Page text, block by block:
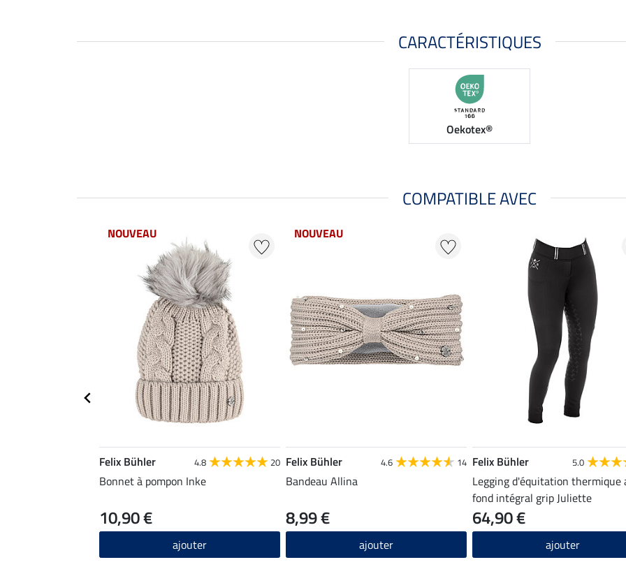
CARACTÉRISTIQUES
Oekotex®
COMPATIBLE AVEC
NOUVEAU
Felix Bühler 4.8 20
Bonnet à pompon Inke
10,90 €
ajouter
NOUVEAU
Felix Bühler 4.6 14
Bandeau Allina
8,99 €
ajouter
Felix Bühler 5.0
Legging d'équitation thermique
fond intégral grip Juliette
64,90 €
ajouter